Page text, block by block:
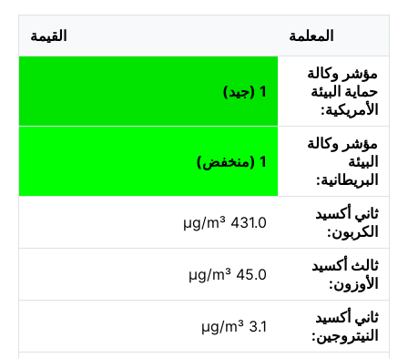
المعلمة القيمة
مؤشر وكالة
حماية البيئة
الأمريكية:
1 (جيد)
مؤشر وكالة
البيئة
البريطانية:
1 (منخفض)
ثاني أكسيد
الكربون:
431.0 µg/m³
ثالث أكسيد
الأوزون:
45.0 µg/m³
ثاني أكسيد
النيتروجين:
3.1 µg/m³